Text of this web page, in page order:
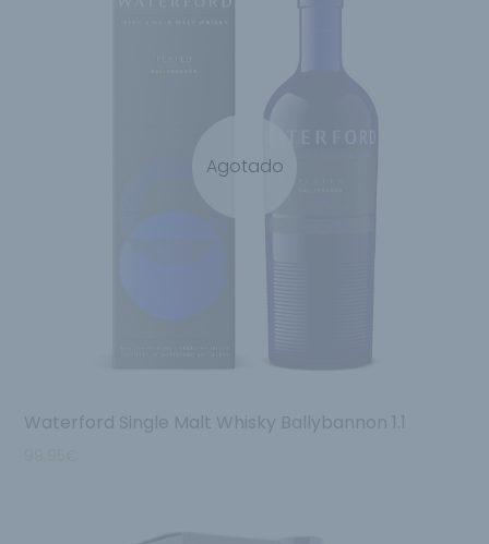
Agotado
Waterford Single Malt Whisky Ballybannon 1.1